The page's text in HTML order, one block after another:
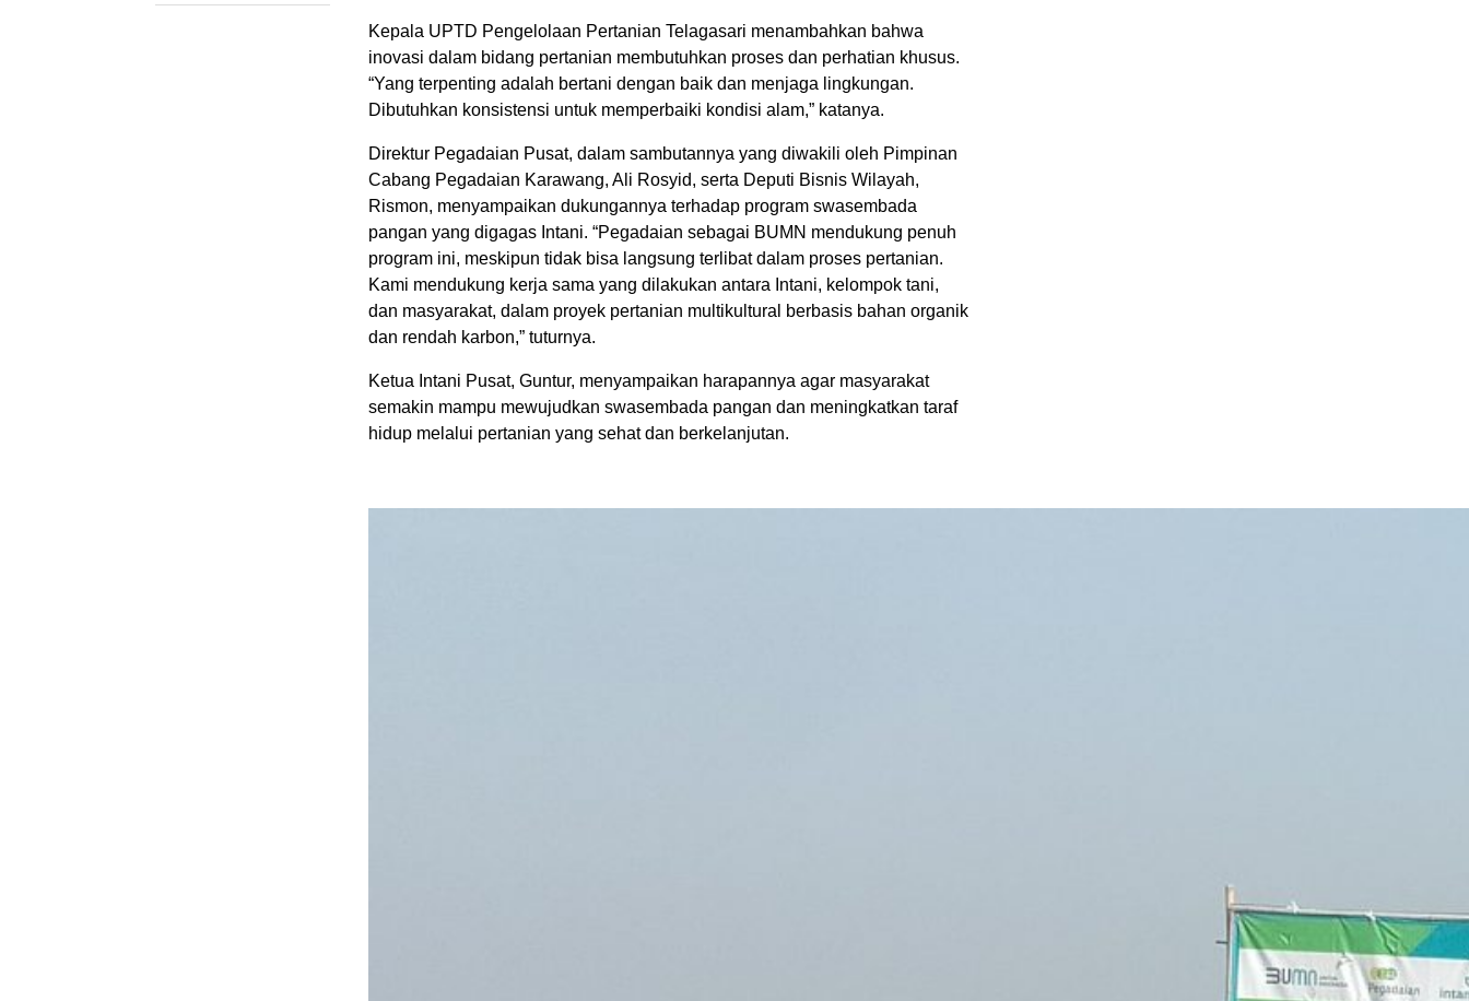
Kepala UPTD Pengelolaan Pertanian Telagasari menambahkan bahwa
inovasi dalam bidang pertanian membutuhkan proses dan perhatian khusus.
“Yang terpenting adalah bertani dengan baik dan menjaga lingkungan.
Dibutuhkan konsistensi untuk memperbaiki kondisi alam,” katanya.
Direktur Pegadaian Pusat, dalam sambutannya yang diwakili oleh Pimpinan
Cabang Pegadaian Karawang, Ali Rosyid, serta Deputi Bisnis Wilayah,
Rismon, menyampaikan dukungannya terhadap program swasembada
pangan yang digagas Intani. “Pegadaian sebagai BUMN mendukung penuh
program ini, meskipun tidak bisa langsung terlibat dalam proses pertanian.
Kami mendukung kerja sama yang dilakukan antara Intani, kelompok tani,
dan masyarakat, dalam proyek pertanian multikultural berbasis bahan organik
dan rendah karbon,” tuturnya.
Ketua Intani Pusat, Guntur, menyampaikan harapannya agar masyarakat
semakin mampu mewujudkan swasembada pangan dan meningkatkan taraf
hidup melalui pertanian yang sehat dan berkelanjutan.